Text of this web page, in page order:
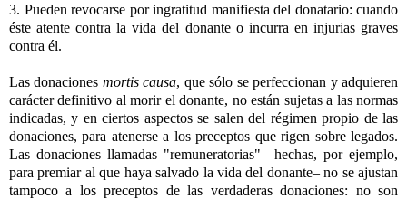
3. Pueden revocarse por ingratitud manifiesta del donatario: cuando
éste atente contra la vida del donante o incurra en injurias graves
contra él.
Las donaciones mortis causa, que sólo se perfeccionan y adquieren
carácter definitivo al morir el donante, no están sujetas a las normas
indicadas, y en ciertos aspectos se salen del régimen propio de las
donaciones, para atenerse a los preceptos que rigen sobre legados.
Las donaciones llamadas "remuneratorias" –hechas, por ejemplo,
para premiar al que haya salvado la vida del donante– no se ajustan
tampoco a los preceptos de las verdaderas donaciones: no son